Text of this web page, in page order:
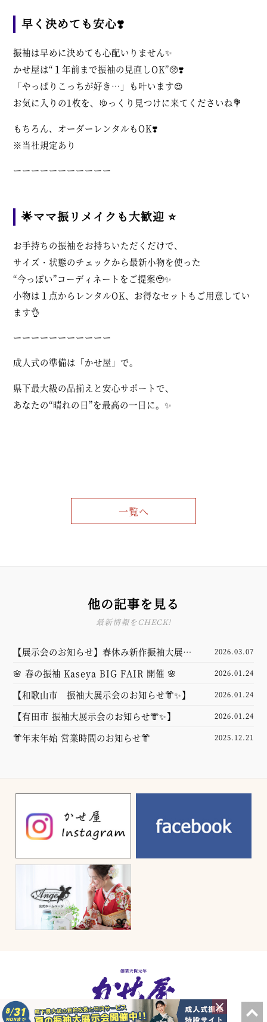
早く決めても安心❣️
振袖は早めに決めても心配いりません✨
かせ屋は“１年前まで振袖の見直しOK”🥺❣️
「やっぱりこっちが好き…」も叶います😍
お気に入りの1枚を、ゆっくり見つけに来てくださいね💐
もちろん、オーダーレンタルもOK❣️
※当社規定あり
ーーーーーーーーーーー
🌟ママ振リメイクも大歓迎 ⭐️
お手持ちの振袖をお持ちいただくだけで、
サイズ・状態のチェックから最新小物を使った
“今っぽい”コーディネートをご提案🥹✨
小物は１点からレンタルOK、お得なセットもご用意してい
ます👌
ーーーーーーーーーーー
成人式の準備は「かせ屋」で。
県下最大級の品揃えと安心サポートで、
あなたの“晴れの日”を最高の一日に。✨
一覧へ
他の記事を見る
最新情報をCHECK!
【展示会のお知らせ】春休み新作振袖大展示
2026.03.07
🌸 春の振袖 Kaseya BIG FAIR 開催 🌸 2026.01.24
【和歌山市 振袖大展示会のお知らせ👘✨】 2026.01.24
【有田市 振袖大展示会のお知らせ👘✨】 2026.01.24
👘年末年始 営業時間のお知らせ👘 2025.12.21
© 2026 kaseya, All Right Reserved.